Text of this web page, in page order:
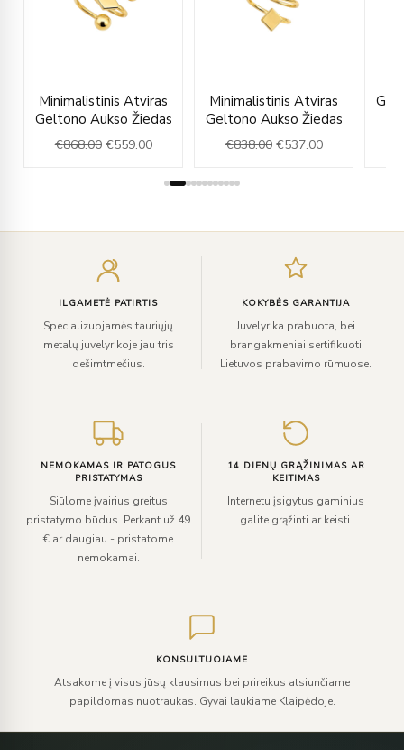
Minimalistinis Atviras
Geltono Aukso Žiedas
€868.00
price
was:
€868.00.
€559.00
price
is:
€559.00.
Minimalistinis Atviras
Geltono Aukso Žiedas
€838.00
price
was:
€838.00.
€537.00
price
is:
€537.00.
ILGAMETĖ PATIRTIS
Specializuojamės tauriųjų
metalų juvelyrikoje jau tris
dešimtmečius.
KOKYBĖS GARANTIJA
Juvelyrika prabuota, bei
brangakmeniai sertifikuoti
Lietuvos prabavimo rūmuose.
NEMOKAMAS IR PATOGUS
PRISTATYMAS
Siūlome įvairius greitus
pristatymo būdus. Perkant už 49
€ ar daugiau - pristatome
nemokamai.
14 DIENŲ GRĄŽINIMAS AR
KEITIMAS
Internetu įsigytus gaminius
galite grąžinti ar keisti.
KONSULTUOJAME
Atsakome į visus jūsų klausimus bei prireikus atsiunčiame
papildomas nuotraukas. Gyvai laukiame Klaipėdoje.